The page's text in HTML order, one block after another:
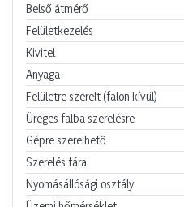
Belső átmérő
Felületkezelés
Kivitel
Anyaga
Felületre szerelt (falon kívül)
Üreges falba szerelésre
Gépre szerelhető
Szerelés fára
Nyomásállósági osztály